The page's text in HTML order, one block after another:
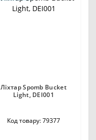
Ліхтар Spomb Bucket
Light, DEI001
Код товару: 79377